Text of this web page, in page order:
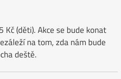
Kč (děti). Akce se bude konat
na tom, zda nám bude
deště.